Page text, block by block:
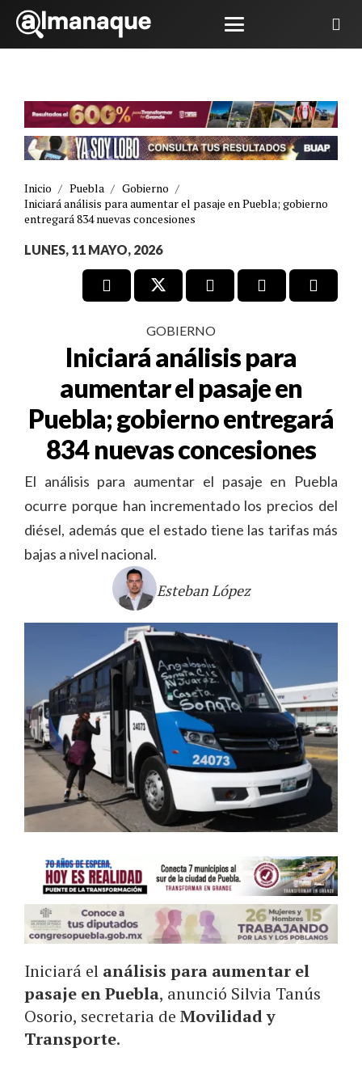
Inicio / Puebla / Gobierno /
Iniciará análisis para aumentar el pasaje en Puebla; gobierno
entregará 834 nuevas concesiones
LUNES, 11 MAYO, 2026
GOBIERNO
Iniciará análisis para
aumentar el pasaje en
Puebla; gobierno entregará
834 nuevas concesiones
El análisis para aumentar el pasaje en Puebla
ocurre porque han incrementado los precios del
diésel, además que el estado tiene las tarifas más
bajas a nivel nacional.
Esteban López
Iniciará el análisis para aumentar el
pasaje en Puebla, anunció Silvia Tanús
Osorio, secretaria de Movilidad y
Transporte.